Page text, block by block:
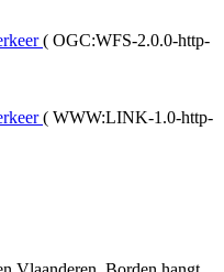
( OGC:WFS-2.0.0-http-
( WWW:LINK-1.0-http-